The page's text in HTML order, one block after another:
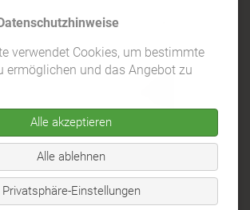
verwendet Cookies, um bestimmte
ermöglichen und das Angebot zu
Alle akzeptieren
Alle ablehnen
Privatsphäre-Einstellungen